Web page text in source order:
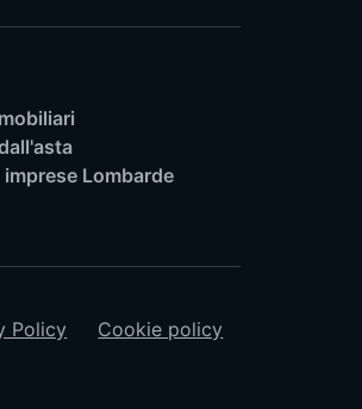
Lombarde
Policy Cookie policy